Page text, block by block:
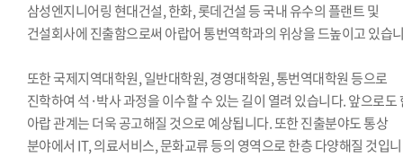
삼성엔지니어링 현대건설, 한화, 롯데건설 등 국내 유수의 플랜트 및
건설회사에 진출함으로써 아랍어 통번역학과의 위상을 드높이고 있습
또한 국제지역대학원, 일반대학원, 경영대학원, 통번역대학원 등으로
진학하여 석·박사 과정을 이수할 수 있는 길이 열려 있습니다. 앞으로도
아랍 관계는 더욱 공고해질 것으로 예상됩니다. 또한 진출분야도 통상
분야에서 IT, 의료서비스, 문화교류 등의 영역으로 한층 다양해질 것입